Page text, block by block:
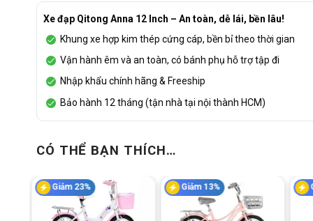
Xe đạp Qitong Anna 12 Inch – An toàn, dễ lái, bền lâu!
Khung xe hợp kim thép cứng cáp, bền bỉ theo thời gian
Vận hành êm và an toàn, có bánh phụ hỗ trợ tập đi
Nhập khẩu chính hãng & Freeship
Bảo hành 12 tháng (tận nhà tại nội thành HCM)
CÓ THỂ BẠN THÍCH…
Giảm 23% Giảm 13%